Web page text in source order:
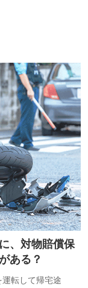
、対物賠償保
ある？
転して帰宅途